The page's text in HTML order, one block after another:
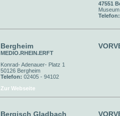
47551
Telefon:
Bergheim
MEDIO.RHEIN.ERFT
Konrad- Adenauer- Platz 1
50126 Bergheim
Telefon: 02405 - 94102
Zur Webseite
Bergisch Gladbach